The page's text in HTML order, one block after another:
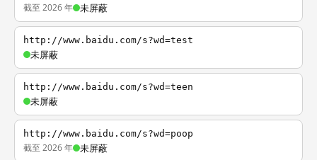
截至 2026 年 未屏蔽
http://www.baidu.com/s?wd=test
未屏蔽
http://www.baidu.com/s?wd=teen
未屏蔽
http://www.baidu.com/s?wd=poop
截至 2026 年 未屏蔽